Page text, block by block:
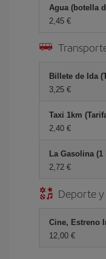
Agua (botella
2,45 €
Billete de Ida
3,25 €
Taxi 1km
2,40 €
La Gasolina
2,72 €
Deporte y
Cine, Estreno
12,00 €